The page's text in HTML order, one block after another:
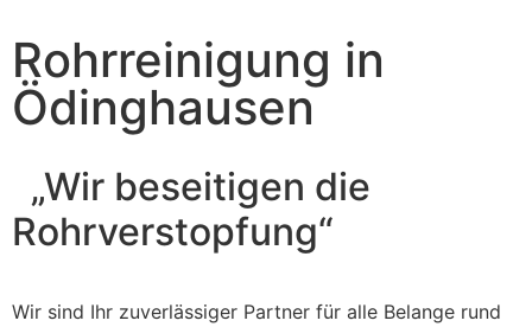
Rohrreinigung in
Ödinghausen
„Wir beseitigen die
Rohrverstopfung“
Wir sind Ihr zuverlässiger Partner für alle Belange rund